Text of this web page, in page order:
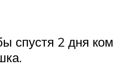
спустя 2 дня ком